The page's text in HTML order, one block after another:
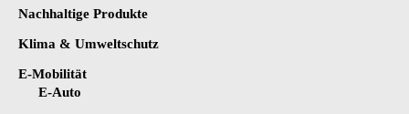
Nachhaltige Produkte
Klima & Umweltschutz
E-Mobilität
E-Auto